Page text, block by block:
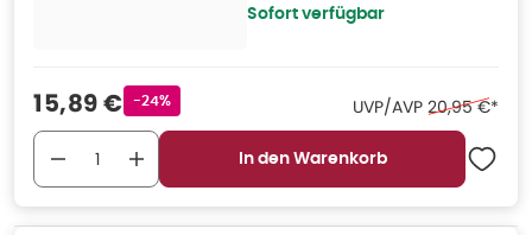
Sofort verfügbar
Verkaufspreis
15,89 € Rabattstempel
-24% UVP/AVP Ehemaliger
20,95 €*
In den Warenkorb